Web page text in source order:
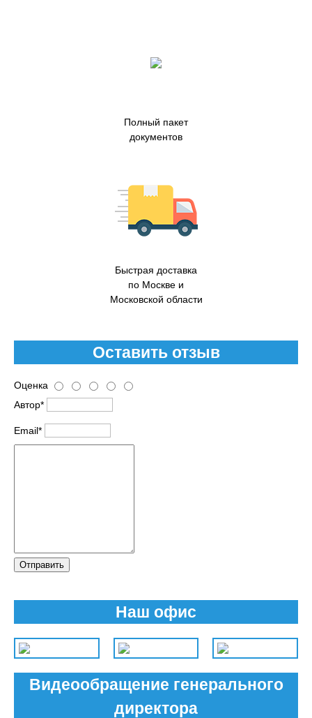
Полный пакет
документов
Быстрая доставка
по Москве и
Московской области
Оставить отзыв
Оценка
Автор*
Email*
Отправить
Наш офис
Видеообращение генерального
директора